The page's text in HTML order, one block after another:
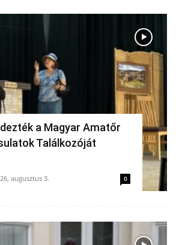
a Magyar Amatőr
Találkozóját
augusztus 3. 0